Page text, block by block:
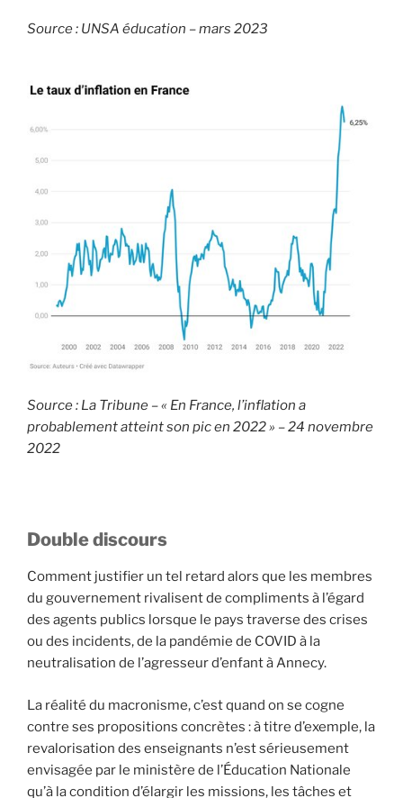
Source : UNSA éducation – mars 2023
Source : La Tribune – « En France, l’inflation a
probablement atteint son pic en 2022 » – 24 novembre
2022
Double discours
Comment justifier un tel retard alors que les membres
du gouvernement rivalisent de compliments à l’égard
des agents publics lorsque le pays traverse des crises
ou des incidents, de la pandémie de COVID à la
neutralisation de l’agresseur d’enfant à Annecy.
La réalité du macronisme, c’est quand on se cogne
contre ses propositions concrètes : à titre d’exemple, la
revalorisation des enseignants n’est sérieusement
envisagée par le ministère de l’Éducation Nationale
qu’à la condition d’élargir les missions, les tâches et